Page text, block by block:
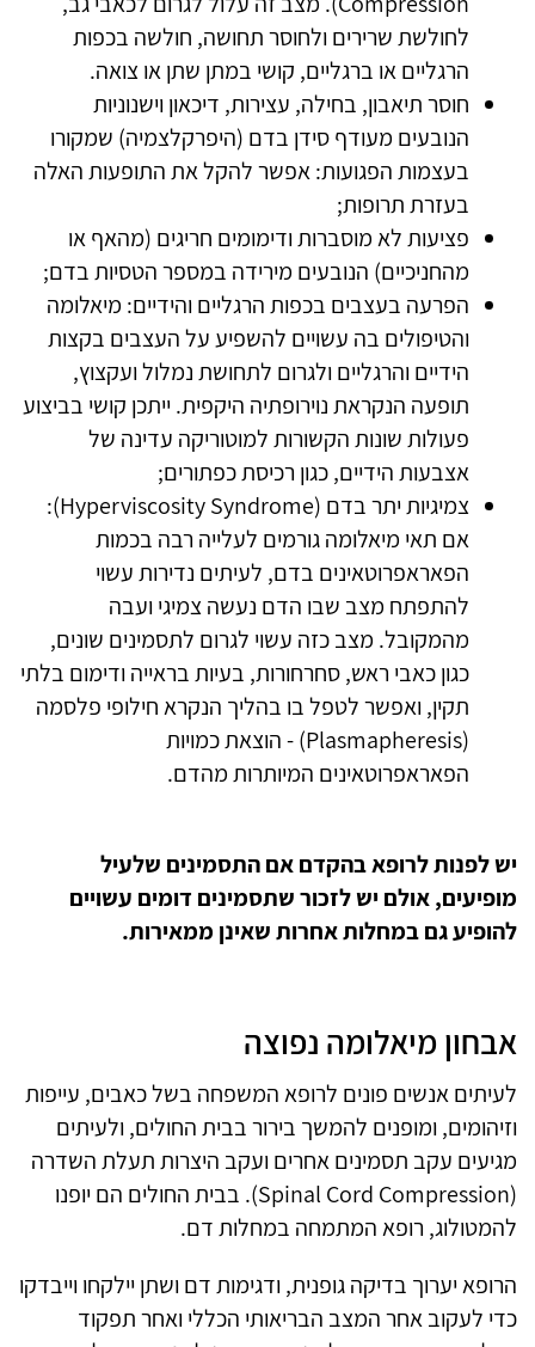
לחולשת שרירים ולחוסר תחושה, חולשה בכפות
הרגליים או ברגליים, קושי במתן שתן או צואה.
חוסר תיאבון, בחילה, עצירות, דיכאון וישנוניות
הנובעים מעודף סידן בדם (היפרקלצמיה) שמקורו
בעצמות הפגועות: אפשר להקל את התופעות האלה
בעזרת תרופות;
פציעות לא מוסברות ודימומים חריגים (מהאף או
מהחניכיים) הנובעים מירידה במספר הטסיות בדם;
הפרעה בעצבים בכפות הרגליים והידיים: מיאלומה
והטיפולים בה עשויים להשפיע על העצבים בקצות
הידיים והרגליים ולגרום לתחושת נמלול ועקצוץ,
תופעה הנקראת נוירופתיה היקפית. ייתכן קושי בביצוע
פעולות שונות הקשורות למוטוריקה עדינה של
אצבעות הידיים, כגון רכיסת כפתורים;
צמיגיות יתר בדם (Hyperviscosity Syndrome):
אם תאי מיאלומה גורמים לעלייה רבה בכמות
הפאראפרוטאינים בדם, לעיתים נדירות עשוי
להתפתח מצב שבו הדם נעשה צמיגי ועבה
מהמקובל. מצב כזה עשוי לגרום לתסמינים שונים,
כגון כאבי ראש, סחרחורות, בעיות בראייה ודימום בלתי
תקין, ואפשר לטפל בו בהליך הנקרא חילופי פלסמה
(Plasmapheresis) - הוצאת כמויות
הפאראפרוטאינים המיותרות מהדם.
יש לפנות לרופא בהקדם אם התסמינים שלעיל
מופיעים, אולם יש לזכור שתסמינים דומים עשויים
להופיע גם במחלות אחרות שאינן ממאירות.
אבחון מיאלומה נפוצה
לעיתים אנשים פונים לרופא המשפחה בשל כאבים, עייפות
וזיהומים, ומופנים להמשך בירור בבית החולים, ולעיתים
מגיעים עקב תסמינים אחרים ועקב היצרות תעלת השדרה
(Spinal Cord Compression). בבית החולים הם יופנו
להמטולוג, רופא המתמחה במחלות דם.
הרופא יערוך בדיקה גופנית, ודגימות דם ושתן יילקחו וייבדקו
כדי לעקוב אחר המצב הבריאותי הכללי ואחר תפקוד